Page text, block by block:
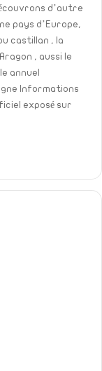
d’autre
pays d’Europe,
castillan , la
, aussi le
annuel
Informations
exposé sur